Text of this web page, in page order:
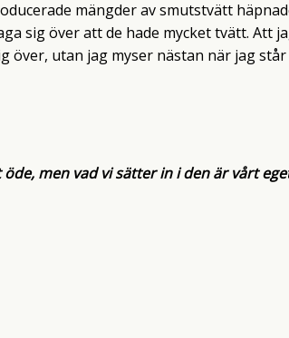
mängder av smutstvätt
sig över att de hade mycket tvätt. Att
över, utan jag myser nästan när jag
men vad vi sätter in i den är vårt